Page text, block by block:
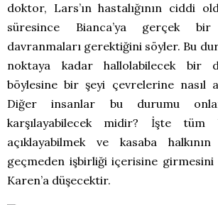
doktor, Lars’ın hastalığının ciddi
süresince Bianca’ya gerçek bir
davranmaları gerektiğini söyler. Bu
noktaya kadar hallolabilecek bir
böylesine bir şeyi çevrelerine nasıl
Diğer insanlar bu durumu
karşılayabilecek midir? İşte tüm
açıklayabilmek ve kasaba
geçmeden işbirliği içerisine girmesini
Karen’a düşecektir.